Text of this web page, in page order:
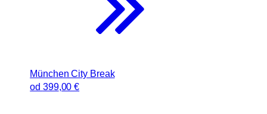
München City Break
od 399,00 €